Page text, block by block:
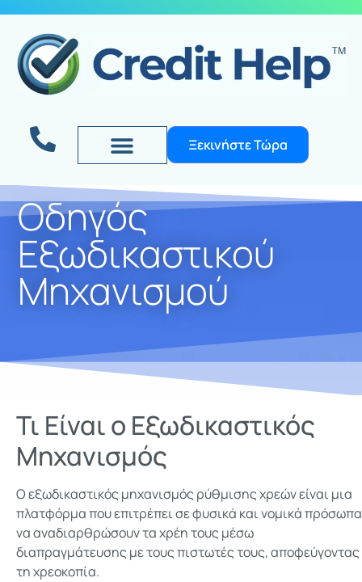
Ξεκινήστε Τώρα
Οδηγός
Εξωδικαστικού
Μηχανισμού
Τι Είναι ο Εξωδικαστικός
Μηχανισμός
Ο εξωδικαστικός μηχανισμός ρύθμισης χρεών είναι μια
πλατφόρμα που επιτρέπει σε φυσικά και νομικά πρόσωπα
να αναδιαρθρώσουν τα χρέη τους μέσω
διαπραγμάτευσης με τους πιστωτές τους, αποφεύγοντας
τη χρεοκοπία.